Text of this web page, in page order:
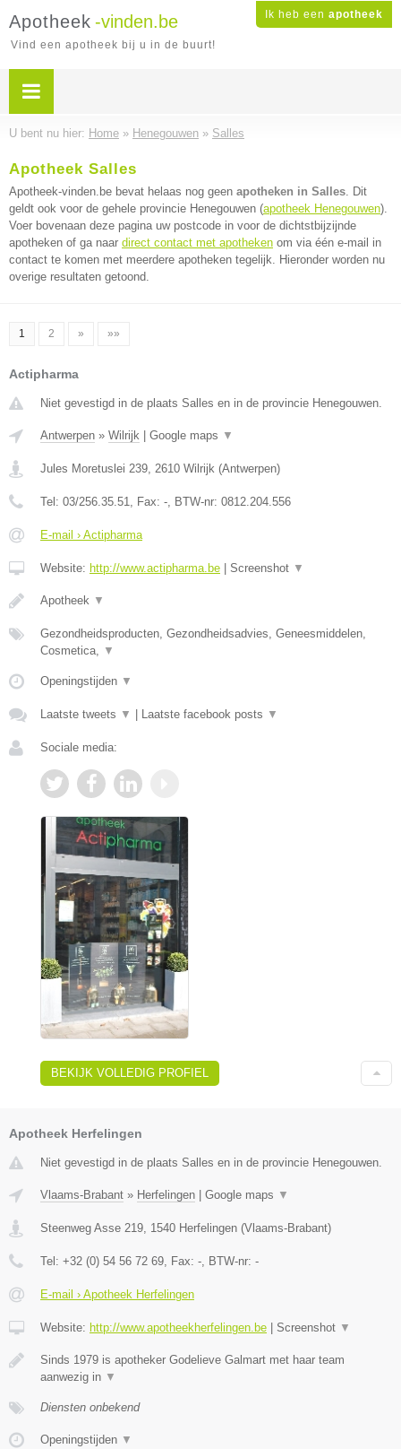
Ik heb een apotheek
Apotheek -vinden.be
Vind een apotheek bij u in de buurt!
U bent nu hier: Home » Henegouwen » Salles
Apotheek Salles
Apotheek-vinden.be bevat helaas nog geen apotheken in Salles. Dit
geldt ook voor de gehele provincie Henegouwen (apotheek Henegouwen).
Voer bovenaan deze pagina uw postcode in voor de dichtstbijzijnde
apotheken of ga naar direct contact met apotheken om via één e-mail in
contact te komen met meerdere apotheken tegelijk. Hieronder worden nu
overige resultaten getoond.
1 2 » »»
Actipharma
Niet gevestigd in de plaats Salles en in de provincie Henegouwen.
Antwerpen » Wilrijk Google maps ▼
Jules Moretuslei 239, 2610 Wilrijk (Antwerpen)
Tel: 03/256.35.51, Fax: -, BTW-nr: 0812.204.556
E-mail › Actipharma
Website: http://www.actipharma.be Screenshot ▼
Apotheek ▼
Gezondheidsproducten, Gezondheidsadvies, Geneesmiddelen,
Cosmetica, ▼
Openingstijden ▼
Laatste tweets ▼ Laatste facebook posts ▼
Sociale media:
BEKIJK VOLLEDIG PROFIEL
Apotheek Herfelingen
Niet gevestigd in de plaats Salles en in de provincie Henegouwen.
Vlaams-Brabant » Herfelingen Google maps ▼
Steenweg Asse 219 1540 Herfelingen (Vlaams-Brabant)
Tel: +32 (0) 54 56 72 69 , Fax: - , BTW-nr: -
E-mail › Apotheek Herfelingen
Website: http://www.apotheekherfelingen.be Screenshot ▼
Sinds 1979 is apotheker Godelieve Galmart met haar team
aanwezig in ▼
Diensten onbekend
Openingstijden ▼